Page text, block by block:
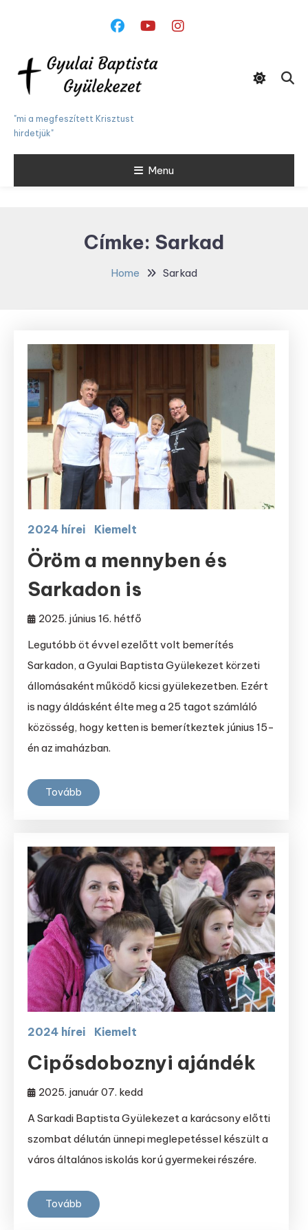
"mi a megfeszített Krisztust
hirdetjük"
Menu
Címke: Sarkad
Home Sarkad
2024 hírei Kiemelt
Öröm a mennyben és
Sarkadon is
2025. június 16. hétfő
Legutóbb öt évvel ezelőtt volt bemerítés
Sarkadon, a Gyulai Baptista Gyülekezet körzeti
állomásaként működő kicsi gyülekezetben. Ezért
is nagy áldásként élte meg a 25 tagot számláló
közösség, hogy ketten is bemerítkeztek június 15-
én az imaházban.
Tovább
2024 hírei Kiemelt
Cipősdoboznyi ajándék
2025. január 07. kedd
A Sarkadi Baptista Gyülekezet a karácsony előtti
szombat délután ünnepi meglepetéssel készült a
város általános iskolás korú gyermekei részére.
Tovább